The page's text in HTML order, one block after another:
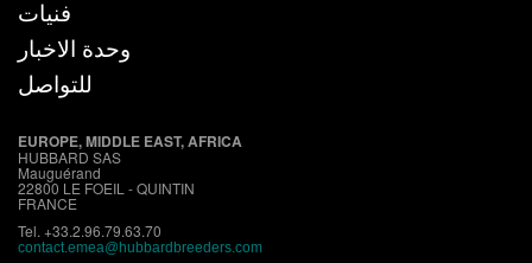
فنيات
وحدة الاخبار
للتواصل
EUROPE, MIDDLE EAST, AFRICA
HUBBARD SAS
Mauguérand
22800 LE FOEIL - QUINTIN
FRANCE
Tel. +33.2.96.79.63.70
contact.emea@hubbardbreeders.com